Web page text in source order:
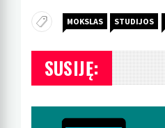
MOKSLAS STUDIJOS
SUSIJĘ: